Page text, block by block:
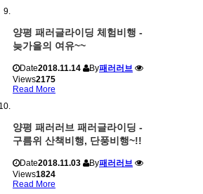
양평 패러글라이딩 체험비행 -
늦가을의 여유~~
Date2018.11.14 By패러러브
Views2175
Read More
양평 패러러브 패러글라이딩 -
구름위 산책비행, 단풍비행~!!
Date2018.11.03 By패러러브
Views1824
Read More